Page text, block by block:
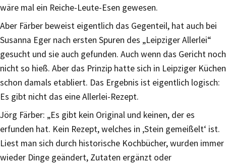
wäre mal ein Reiche-Leute-Esen gewesen.
Aber Färber beweist eigentlich das Gegenteil, hat auch bei
Susanna Eger nach ersten Spuren des „Leipziger Allerlei“
gesucht und sie auch gefunden. Auch wenn das Gericht noch
nicht so hieß. Aber das Prinzip hatte sich in Leipziger Küchen
schon damals etabliert. Das Ergebnis ist eigentlich logisch:
Es gibt nicht das eine Allerlei-Rezept.
Jörg Färber: „Es gibt kein Original und keinen, der es
erfunden hat. Kein Rezept, welches in ‚Stein gemeißelt‘ ist.
Liest man sich durch historische Kochbücher, wurden immer
wieder Dinge geändert, Zutaten ergänzt oder